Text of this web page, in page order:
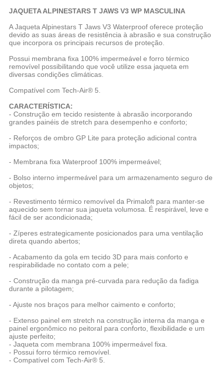
JAQUETA ALPINESTARS T JAWS V3 WP MASCULINA
A Jaqueta Alpinestars T Jaws V3 Waterproof oferece proteção
devido as suas áreas de resistência à abrasão e sua construção
que incorpora os principais recursos de proteção.
Possui membrana fixa 100% impermeável e forro térmico
removível possibilitando que você utilize essa jaqueta em
diversas condições climáticas.
Compatível com Tech-Air® 5.
CARACTERÍSTICA:
- Construção em tecido resistente à abrasão incorporando
grandes painéis de stretch para desempenho e conforto;
- Reforços de ombro GP Lite para proteção adicional contra
impactos;
- Membrana fixa Waterproof 100% impermeável;
- Bolso interno impermeável para um armazenamento seguro de
objetos;
- Revestimento térmico removível da Primaloft para manter-se
aquecido sem tornar sua jaqueta volumosa. É respirável, leve e
fácil de ser acondicionada;
- Zíperes estrategicamente posicionados para uma ventilação
direta quando abertos;
- Acabamento da gola em tecido 3D para mais conforto e
respirabilidade no contato com a pele;
- Construção da manga pré-curvada para redução da fadiga
durante a pilotagem;
- Ajuste nos braços para melhor caimento e conforto;
- Extenso painel em stretch na construção interna da manga e
painel ergonômico no peitoral para conforto, flexibilidade e um
ajuste perfeito;
- Jaqueta com membrana 100% impermeável fixa.
- Possui forro térmico removível.
- Compatível com Tech-Air® 5.